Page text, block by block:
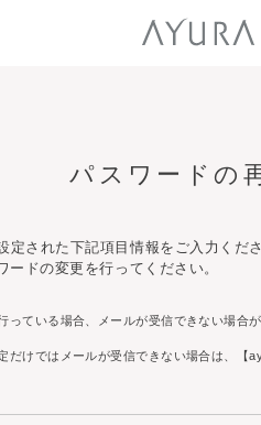
パスワードの
定された下記項目情報をご入力くだ
ドの変更を行ってください。
ている場合、メールが受信できない場合
けではメールが受信できない場合は、【